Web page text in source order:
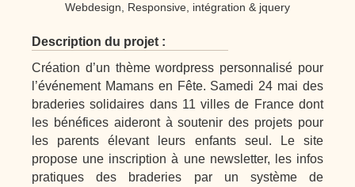
Webdesign, Responsive, intégration & jquery
Description du projet :
Création d’un thème wordpress personnalisé pour
l’événement Mamans en Fête. Samedi 24 mai des
braderies solidaires dans 11 villes de France dont
les bénéfices aideront à soutenir des projets pour
les parents élevant leurs enfants seul. Le site
propose une inscription à une newsletter, les infos
pratiques des braderies par un système de